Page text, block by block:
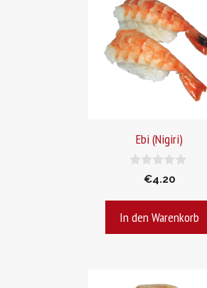
Ebi (Nigiri)
5
€4.20
In den Warenkorb